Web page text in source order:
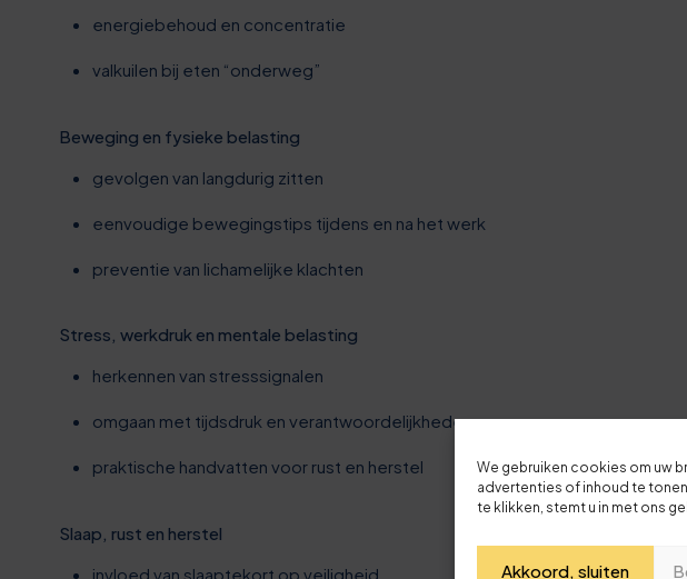
We gebruiken cookies om uw
advertenties of inhoud te
te klikken, stemt u in met ons
Akkoord, sluiten
energiebehoud en concentratie
valkuilen bij eten “onderweg”
Beweging en fysieke belasting
gevolgen van langdurig zitten
eenvoudige bewegingstips tijdens en na het werk
preventie van lichamelijke klachten
Stress, werkdruk en mentale belasting
herkennen van stresssignalen
omgaan met tijdsdruk en verantwoordelijkheden
praktische handvatten voor rust en herstel
Slaap, rust en herstel
invloed van slaaptekort op veiligheid
0
1
1
2
3
3
4
5
7
2
8
3
8
3
8
3
9 Je naam